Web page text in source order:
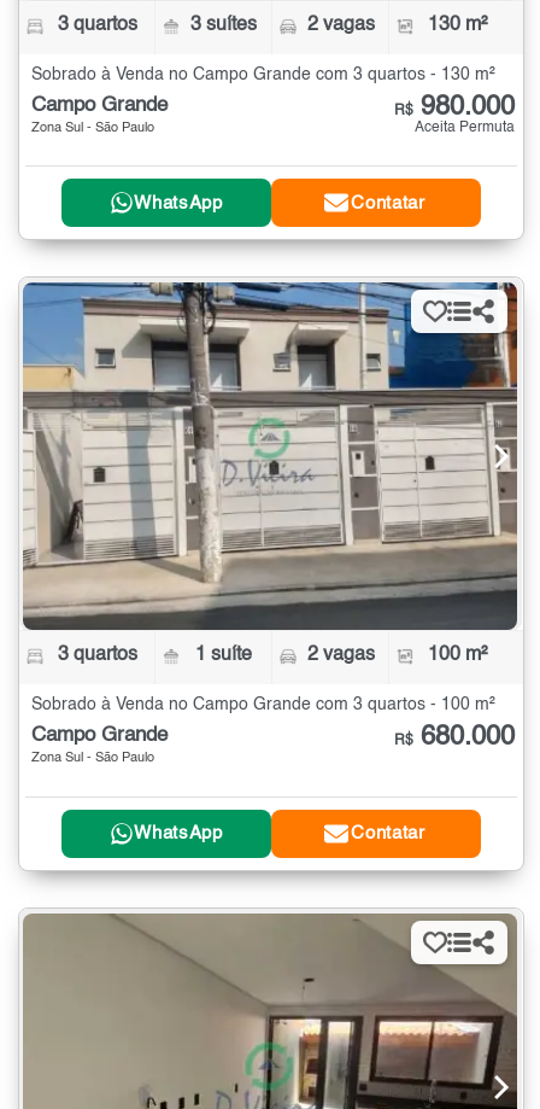
3 quartos 3 suítes 2 vagas 130 m²
Sobrado à Venda no Campo Grande com 3 quartos - 130 m²
Campo Grande
Zona Sul - São Paulo
R$ 980.000
Aceita Permuta
WhatsApp Contatar
3 quartos 1 suíte 2 vagas 100 m²
Sobrado à Venda no Campo Grande com 3 quartos - 100 m²
Campo Grande
Zona Sul - São Paulo
R$ 680.000
WhatsApp Contatar